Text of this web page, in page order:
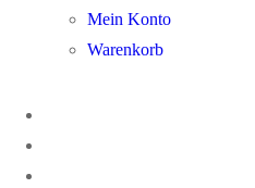
Mein Konto
Warenkorb